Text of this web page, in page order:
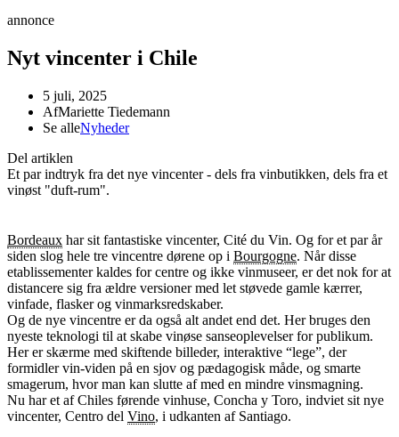
annonce
Nyt vincenter i Chile
5 juli, 2025
AfMariette Tiedemann
Se alleNyheder
Del artiklen
Et par indtryk fra det nye vincenter - dels fra vinbutikken, dels fra et
vinøst "duft-rum".
Bordeaux har sit fantastiske vincenter, Cité du Vin. Og for et par år
siden slog hele tre vincentre dørene op i Bourgogne. Når disse
etablissementer kaldes for centre og ikke vinmuseer, er det nok for at
distancere sig fra ældre versioner med let støvede gamle kærrer,
vinfade, flasker og vinmarksredskaber.
Og de nye vincentre er da også alt andet end det. Her bruges den
nyeste teknologi til at skabe vinøse sanseoplevelser for publikum.
Her er skærme med skiftende billeder, interaktive “lege”, der
formidler vin-viden på en sjov og pædagogisk måde, og smarte
smagerum, hvor man kan slutte af med en mindre vinsmagning.
Nu har et af Chiles førende vinhuse, Concha y Toro, indviet sit nye
vincenter, Centro del Vino, i udkanten af Santiago.